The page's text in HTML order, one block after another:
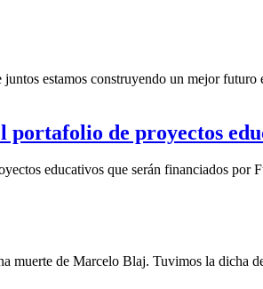
estamos construyendo un mejor
portafolio de proyectos
educativos que serán financiados por
muerte de Marcelo Blaj. Tuvimos la dicha